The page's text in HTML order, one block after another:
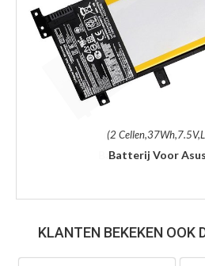
(2
Batterij Voor
KLANTEN BEKEKEN OOK